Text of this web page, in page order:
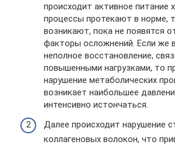
происходит активное питание
процессы протекают в норме,
возникают, пока не появятся
факторы осложнений. Если же
неполное восстановление,
повышенными нагрузками, то
нарушение метаболических
возникает наибольшее
интенсивно истончаться.
Далее происходит нарушение
коллагеновых волокон, что